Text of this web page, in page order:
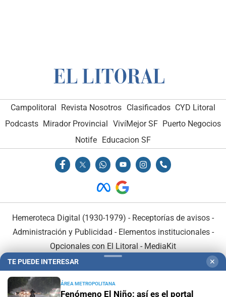
Campolitoral Revista Nosotros Clasificados CYD Litoral
Podcasts Mirador Provincial VivíMejor SF Puerto Negocios
Notife
Educacion SF
Hemeroteca Digital (1930-1979) - Receptorías de avisos -
Administración y Publicidad - Elementos institucionales-
Opcionales con El Litoral - MediaKit
TE PUEDE INTERESAR ✕
ÁREA METROPOLITANA
Fenómeno El Niño: así es el portal